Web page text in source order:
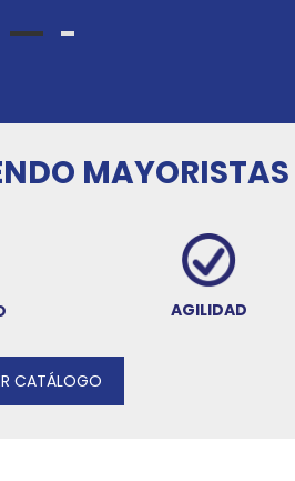
MAYORISTAS
AGILIDAD
CATÁLOGO